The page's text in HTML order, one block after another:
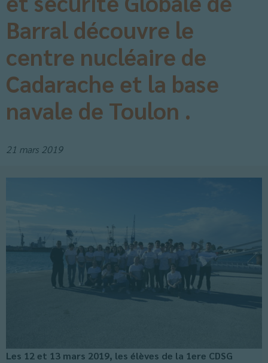
Barral découvre le
centre nucléaire de
Cadarache et la base
navale de Toulon .
21 mars 2019
Les 12 et 13 mars 2019, les élèves de la 1ere CDSG